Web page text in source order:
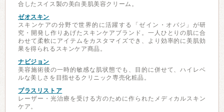
合したスイス製の美白美肌美容クリーム。
ゼオスキン
スキンケアの分野で世界的に活躍する「ゼイン・オバジ」が研
究・開発し作りあげたスキンケアブランド。一人ひとりの肌に合
わせて柔軟にアイテムをカスタマイズでき、より効率的に美肌効
果を得られるスキンケア商品。
ナビジョン
美容施術後の一時的敏感な肌状態でも、目的に併せて、ハイレベ
ルな美しさを目指せるクリニック専売化粧品。
プラスリストア
レーザー・光治療を受ける方のために作られたメディカルスキン
ケア。